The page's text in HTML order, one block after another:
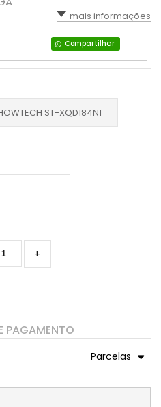
mais informações
Compartilhar
ST-XQD184N1
+
PAGAMENTO
Parcelas